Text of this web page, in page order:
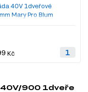
40V 1dveřové
Mary Pro Blum
Kč
900 1dveře